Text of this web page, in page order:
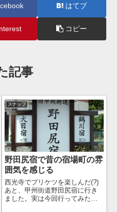
はてブ
コピー
記事
スナップ
野田尻宿で昔の宿場町の雰
囲気を感じる
西光寺でプリケツを楽しんだ(?)
あと、甲州街道野田尻宿に行き
ました。実は今回行ってみたか